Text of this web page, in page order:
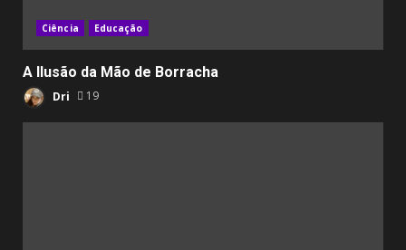
Ciência Educação
A Ilusão da Mão de Borracha
Dri 19